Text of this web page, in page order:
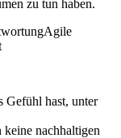
zu tun haben.
Agile
Gefühl hast, unter
nachhaltigen